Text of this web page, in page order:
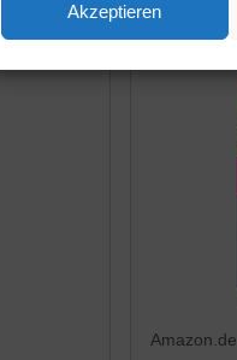
Akzeptieren
Amazon.de